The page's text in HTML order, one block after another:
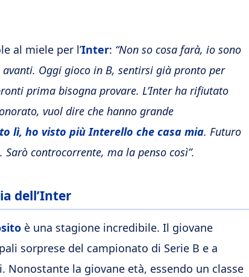
al miele per l’Inter: “Non so cosa farà, io sono
Oggi gioco in B, sentirsi già pronto per
prima bisogna provare. L’Inter ha rifiutato
vuol dire che hanno grande
lì, ho visto più Interello che casa mia. Futuro
controcorrente, ma la penso così”.
dell’Inter
è una stagione incredibile. Il giovane
sorprese del campionato di Serie B e a
la giovane età, essendo un classe